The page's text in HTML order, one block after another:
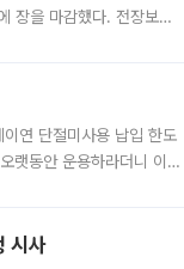
을 마감했다. 전장보다
연 단절미사용 납입 한도
랫동안 운용하라더니 이제
시사